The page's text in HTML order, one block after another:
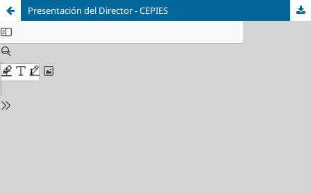
Presentación del Director - CEPIES